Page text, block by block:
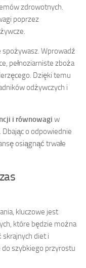
zdrowotnych.
poprzez
spożywasz. Wprowadź
pełnoziarniste zboża
Dzięki temu
odżywczych i
i równowagi w
o odpowiednie
osiągnąć trwałe
kluczowe jest
które będzie można
skrajnych diet i
do szybkiego przyrostu